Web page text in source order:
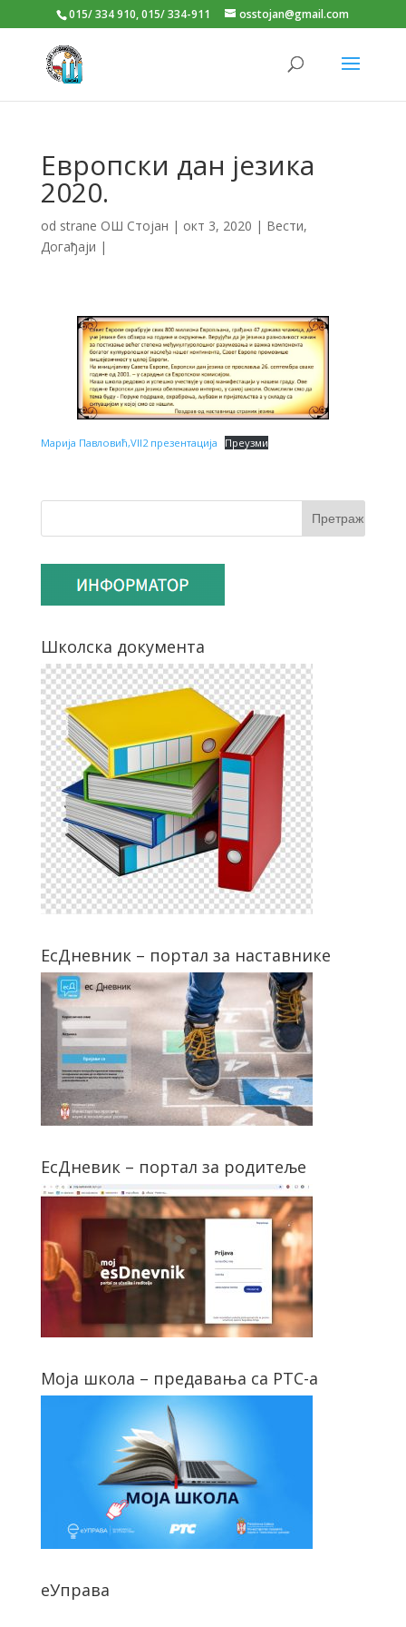
015/ 334 910, 015/ 334-911 osstojan@gmail.com
Европски дан језика
2020.
od strane ОШ Стојан | окт 3, 2020 | Вести,
Догађаји |
Марија Павловић,VII2 презентација Преузми
Школска документа
ЕсДневник – портал за наставнике
ЕсДневик – портал за родитеље
Моја школа – предавања са РТС-а
еУправа